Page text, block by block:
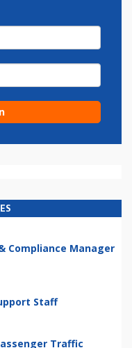
Compliance Manager
Staff
Traffic